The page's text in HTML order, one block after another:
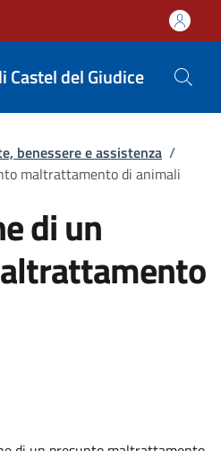
Castel del Giudice
benessere e assistenza /
maltrattamento di animali
di un